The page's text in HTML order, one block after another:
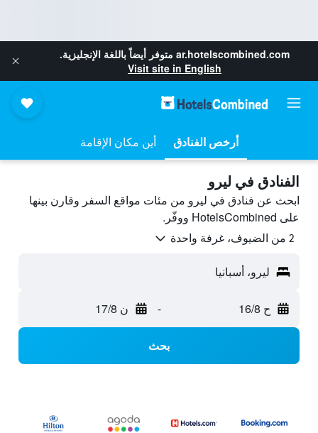
ar.hotelscombined.com متوفر أيضاً باللغة الإنجليزية.
Visit site in English
أرخص الفنادق أين مكان الإقامة
الفنادق في ليرو
ابحث عن فنادق في ليرو من مئات مواقع السفر وقارن بينها
على HotelsCombined ووفّر.
2 من الضيوف، غرفة واحدة
ليرو، أسبانيا
ح 16/8 - ن 17/8
بحث